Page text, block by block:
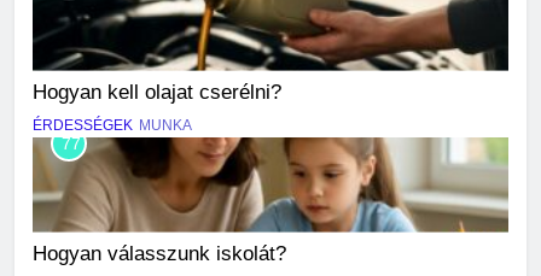
Hogyan kell olajat cserélni?
ÉRDESSÉGEK MUNKA
77
Hogyan válasszunk iskolát?